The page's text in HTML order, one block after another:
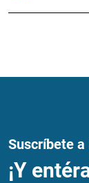
Suscríbete
¡Y